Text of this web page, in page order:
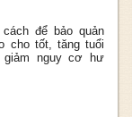
để bảo quản
cho tốt, tăng tuổi
nguy cơ hư